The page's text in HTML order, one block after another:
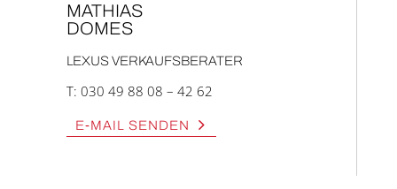
MATHI­AS
DOMES
LEXUS VER­KAUFS­BE­RA­TER
T: 030 49 88 08 – 42 62
E‑MAIL SEN­DEN